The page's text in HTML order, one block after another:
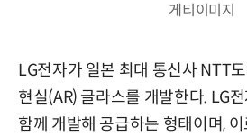
게티이미지
LG전자가 일본 최대 통신사 NTT
현실(AR) 글라스를 개발한다. LG
함께 개발해 공급하는 형태이며,